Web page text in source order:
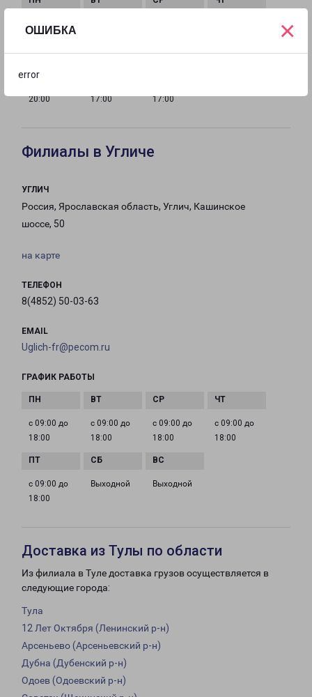
ОШИБКА
error
×
с 10:00 до
20:00
17:00
17:00
Филиалы в Угличе
УГЛИЧ
Россия, Ярославская область, Углич, Кашинское
шоссе, 50
на карте
ТЕЛЕФОН
8(4852) 50-03-63
EMAIL
Uglich-fr@pecom.ru
ГРАФИК РАБОТЫ
с 09:00 до
18:00
с 09:00 до
18:00
с 09:00 до
18:00
с 09:00 до
18:00
с 09:00 до
18:00
Выходной Выходной
Доставка из Тулы по области
Из филиала в Туле доставка грузов осуществляется в
следующие города:
Тула
12 Лет Октября (Ленинский р-н)
Арсеньево (Арсеньевский р-н)
Дубна (Дубенский р-н)
Одоев (Одоевский р-н)